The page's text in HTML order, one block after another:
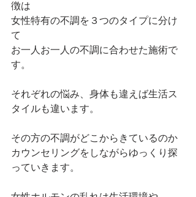
徴は
女性特有の不調を３つのタイプに分け
て
お一人お一人の不調に合わせた施術で
す。
それぞれの悩み、身体も違えば生活ス
タイルも違います。
その方の不調がどこからきているのか
カウンセリングをしながらゆっくり探
っていきます。